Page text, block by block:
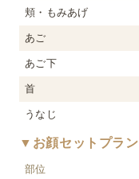
頬・もみあげ
あご
あご下
首
うなじ
▼お顔セットプラン
部位